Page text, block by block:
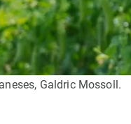
Galdric Mossoll.